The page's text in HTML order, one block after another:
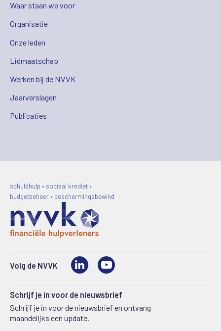
Waar staan we voor
Organisatie
Onze leden
Lidmaatschap
Werken bij de NVVK
Jaarverslagen
Publicaties
schuldhulp • sociaal krediet •
budgetbeheer • beschermingsbewind
Volg de NVVK LinkedIn
Schrijf je in voor de nieuwsbrief
Schrijf je in voor de nieuwsbrief en ontvang
maandelijks een update.